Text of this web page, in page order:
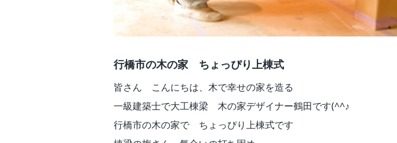
行橋市の木の家 ちょっぴり上棟式
皆さん こんにちは、木で幸せの家を造る
一級建築士で大工棟梁 木の家デザイナー鶴田です(^^♪
行橋市の木の家で ちょっぴり上棟式です